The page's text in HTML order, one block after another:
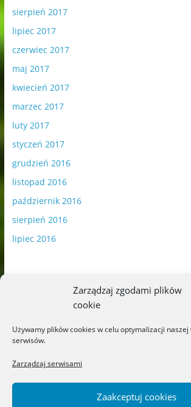
Zarządzaj zgodami plików
cookie
Używamy plików cookies w celu optymalizacji
serwisów.
Zarządzaj serwisami
Zaakceptuj cookies
sierpień 2017
lipiec 2017
czerwiec 2017
maj 2017
kwiecień 2017
marzec 2017
luty 2017
styczeń 2017
grudzień 2016
listopad 2016
październik 2016
sierpień 2016
lipiec 2016